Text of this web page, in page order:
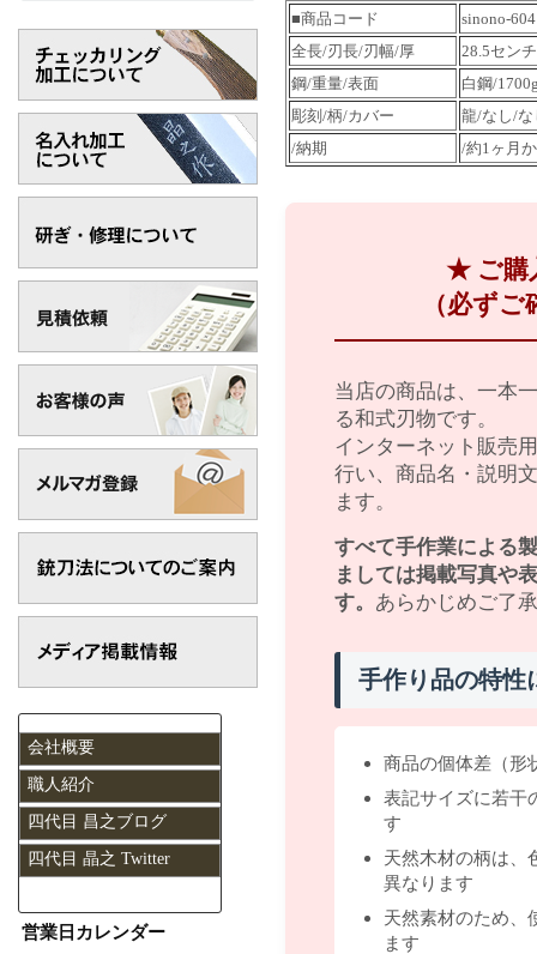
■商品コード
sinono-604
全長/刃長/刃幅/厚
28.5セン
鋼/重量/表面
白鋼/
彫刻/柄/カバー
龍/なし/な
/納期
/約1ヶ月
★ ご購
（必ず
当店の商品は、一本
る和式刃物です。
インターネット販売
行い、商品名・説明
ます。
すべて手作業による
ましては掲載写真や
す。 あらかじめご了
手作り品の特性
商品の個体差（形
表記サイズに若干
す
天然木材の柄は、
異なります
天然素材のため、
ます
会社概要
職人紹介
四代目 昌之ブログ
四代目 晶之 Twitter
営業日カレンダー